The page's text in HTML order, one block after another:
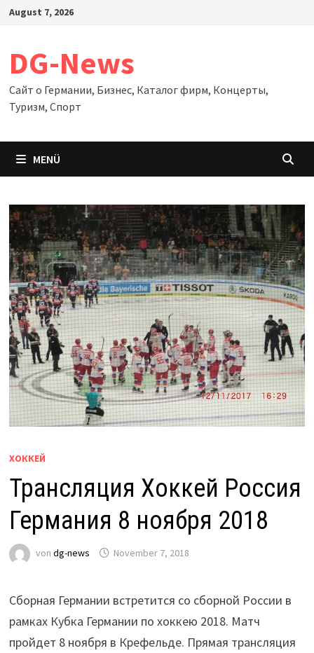
Zum
August 7, 2026
DG-News
Сайт о Германии, Бизнес, Каталог фирм, Концерты,
Туризм, Спорт
MENÜ
ХОККЕЙ
Трансляция Хоккей Россия
Германия 8 ноября 2018
von dg-news November 7, 2018
Сборная Германии встретится со сборной России в
рамках Кубка Германии по хоккею 2018. Матч
пройдет 8 ноября в Крефельде. Прямая трансляция